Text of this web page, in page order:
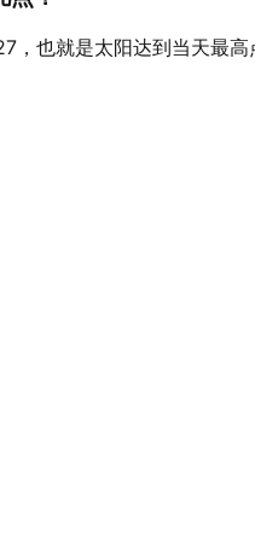
也就是太阳达到当天最高